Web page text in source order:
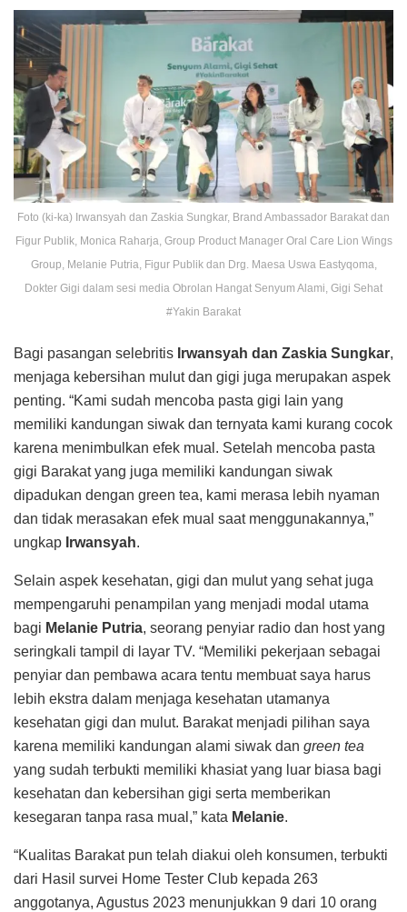
Foto (ki-ka) Irwansyah dan Zaskia Sungkar, Brand Ambassador Barakat dan
Figur Publik, Monica Raharja, Group Product Manager Oral Care Lion Wings
Group, Melanie Putria, Figur Publik dan Drg. Maesa Uswa Eastyqoma,
Dokter Gigi dalam sesi media Obrolan Hangat Senyum Alami, Gigi Sehat
#Yakin Barakat
Bagi pasangan selebritis Irwansyah dan Zaskia Sungkar,
menjaga kebersihan mulut dan gigi juga merupakan aspek
penting. “Kami sudah mencoba pasta gigi lain yang
memiliki kandungan siwak dan ternyata kami kurang cocok
karena menimbulkan efek mual. Setelah mencoba pasta
gigi Barakat yang juga memiliki kandungan siwak
dipadukan dengan green tea, kami merasa lebih nyaman
dan tidak merasakan efek mual saat menggunakannya,”
ungkap Irwansyah.
Selain aspek kesehatan, gigi dan mulut yang sehat juga
mempengaruhi penampilan yang menjadi modal utama
bagi Melanie Putria, seorang penyiar radio dan host yang
seringkali tampil di layar TV. “Memiliki pekerjaan sebagai
penyiar dan pembawa acara tentu membuat saya harus
lebih ekstra dalam menjaga kesehatan utamanya
kesehatan gigi dan mulut. Barakat menjadi pilihan saya
karena memiliki kandungan alami siwak dan green tea
yang sudah terbukti memiliki khasiat yang luar biasa bagi
kesehatan dan kebersihan gigi serta memberikan
kesegaran tanpa rasa mual,” kata Melanie.
“Kualitas Barakat pun telah diakui oleh konsumen, terbukti
dari Hasil survei Home Tester Club kepada 263
anggotanya, Agustus 2023 menunjukkan 9 dari 10 orang